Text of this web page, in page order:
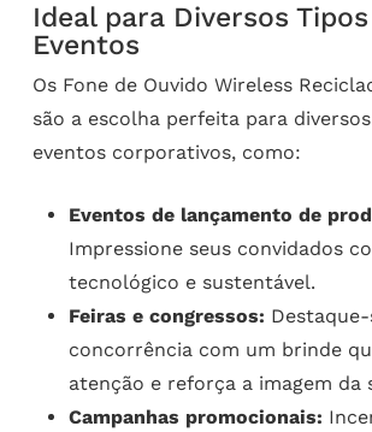
Ideal para Diversos
Eventos
Os Fone de Ouvido Wireless
são a escolha perfeita para
eventos corporativos, como:
Eventos de lançamento de
Impressione seus convidados
tecnológico e sustentável.
Feiras e congressos:
concorrência com um brinde
atenção e reforça a imagem da
Campanhas promocionais: